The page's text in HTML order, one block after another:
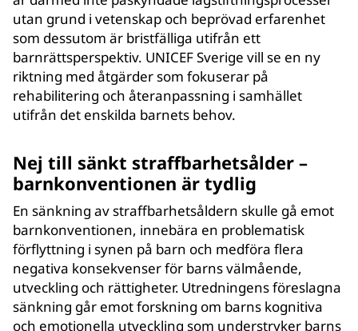
utan grund i vetenskap och beprövad erfarenhet
som dessutom är bristfälliga utifrån ett
barnrättsperspektiv. UNICEF Sverige vill se en ny
riktning med åtgärder som fokuserar på
rehabilitering och återanpassning i samhället
utifrån det enskilda barnets behov.
Nej till sänkt straffbarhetsålder –
barnkonventionen är tydlig
En sänkning av straffbarhetsåldern skulle gå emot
barnkonventionen, innebära en problematisk
förflyttning i synen på barn och medföra flera
negativa konsekvenser för barns välmående,
utveckling och rättigheter. Utredningens föreslagna
sänkning går emot forskning om barns kognitiva
och emotionella utveckling som understryker barns